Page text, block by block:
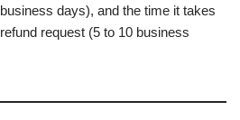
days), and the time it takes
request (5 to 10 business